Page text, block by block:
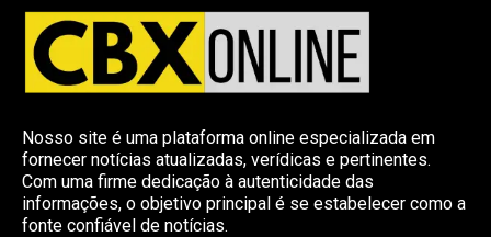
Nosso site é uma plataforma online especializada em
fornecer notícias atualizadas, verídicas e pertinentes.
Com uma firme dedicação à autenticidade das
informações, o objetivo principal é se estabelecer como a
fonte confiável de notícias.